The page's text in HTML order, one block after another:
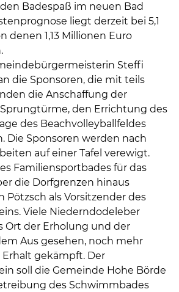
Badespaß im neuen Bad
liegt derzeit bei 5,1
denen 1,13 Millionen Euro
Steffi
die Sponsoren, die mit teils
die Anschaffung der
den Errichtung des
des Beachvolleyballfeldes
Die Sponsoren werden nach
auf einer Tafel verewigt.
Familiensportbades für das
die Dorfgrenzen hinaus
Pötzsch als Vorsitzender des
Viele Niederndodeleber
Ort der Erholung und der
Aus gesehen, noch mehr
Erhalt gekämpft. Der
soll die Gemeinde Hohe Börde
des Schwimmbades